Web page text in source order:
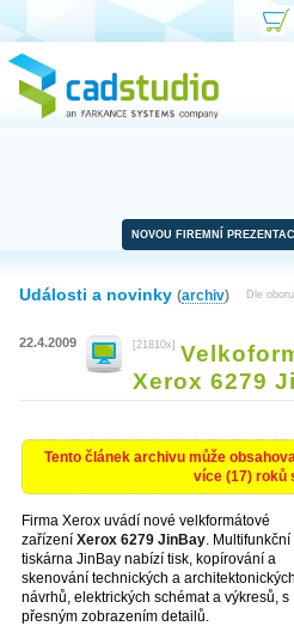
NOVOU FIREMNÍ
Dle
Události a novinky (archiv)
22.4.2009 [21810x]
Xerox 6279
Tento článek archivu může
více (17) roků
Firma Xerox uvádí nové velkformátové
zařízení Xerox 6279 JinBay. Multifunkční
tiskárna JinBay nabízí tisk, kopírování a
skenování technických a architektonických
návrhů, elektrických schémat a výkresů, s
přesným zobrazením detailů.